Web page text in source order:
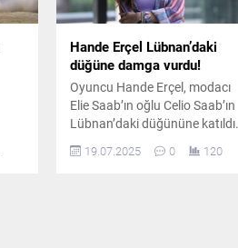
Hande Erçel Lübnan’daki
düğüne damga vurdu!
Oyuncu Hande Erçel, modacı
Elie Saab’ın oğlu Celio Saab’ın
Lübnan’daki düğününe katıldı.
yalnız bırakmadı.
19.07.2025 0 120